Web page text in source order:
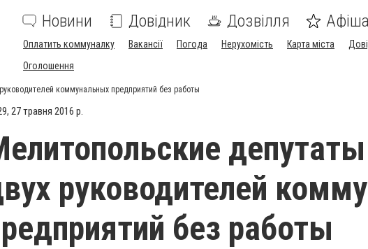
Новини Довідник Дозвілля Афіша
Оплатить коммуналку Вакансії Погода Нерухомість Карта міста
Оголошення
коммунальных предприятий без работы
27 травня 2016 р.
руководителей
без работы